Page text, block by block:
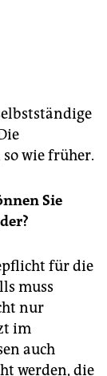
Auch
in
Täter
dass
der rot-
wie früher.
Sie
für die
muss
nur
im
auch
werden, die